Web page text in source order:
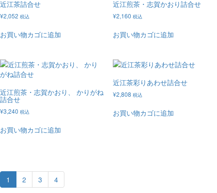
近江茶詰合せ
¥2,052 税込
お買い物カゴに追加
近江煎茶・志賀かおり詰合せ
¥2,160 税込
お買い物カゴに追加
近江煎茶・志賀かおり、 かりがね
詰合せ
¥3,240 税込
お買い物カゴに追加
近江茶彩りあわせ詰合せ
¥2,808 税込
お買い物カゴに追加
1 2 3 4